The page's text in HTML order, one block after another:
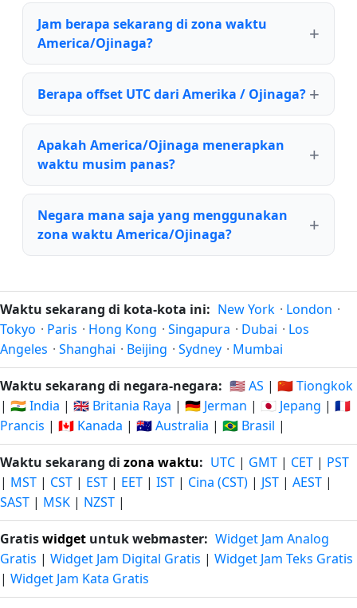
Jam berapa sekarang di zona waktu
America/Ojinaga?
Berapa offset UTC dari Amerika / Ojinaga?
Apakah America/Ojinaga menerapkan
waktu musim panas?
Negara mana saja yang menggunakan
zona waktu America/Ojinaga?
Waktu sekarang di kota-kota ini: New York · London ·
Tokyo · Paris · Hong Kong · Singapura · Dubai · Los
Angeles · Shanghai · Beijing · Sydney · Mumbai
Waktu sekarang di negara-negara: 🇺🇸 AS | 🇨🇳 Tiongkok
| 🇮🇳 India | 🇬🇧 Britania Raya | 🇩🇪 Jerman | 🇯🇵 Jepang | 🇫🇷
Prancis | 🇨🇦 Kanada | 🇦🇺 Australia | 🇧🇷 Brasil |
Waktu sekarang di zona waktu: UTC | GMT | CET | PST
| MST | CST | EST | EET | IST | Cina (CST) | JST | AEST |
SAST | MSK | NZST |
Gratiswidget untuk webmaster: Widget Jam Analog
Gratis | Widget Jam Digital Gratis | Widget Jam Teks Gratis
| Widget Jam Kata Gratis